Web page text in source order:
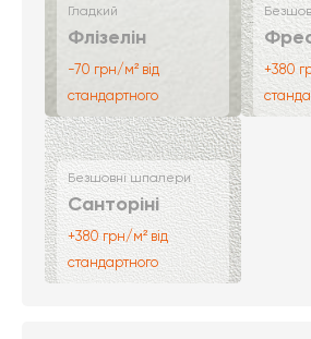
Гладкий
Флізелін
-70 грн/м² від
стандартного
+380
Безшовні шпалери
Санторіні
+380 грн/м² від
стандартного